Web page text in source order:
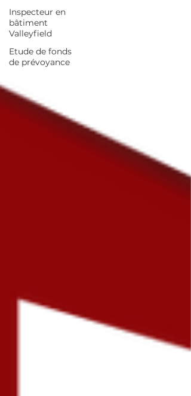
Inspecteur en
bâtiment
Valleyfield
Etude de fonds
de prévoyance